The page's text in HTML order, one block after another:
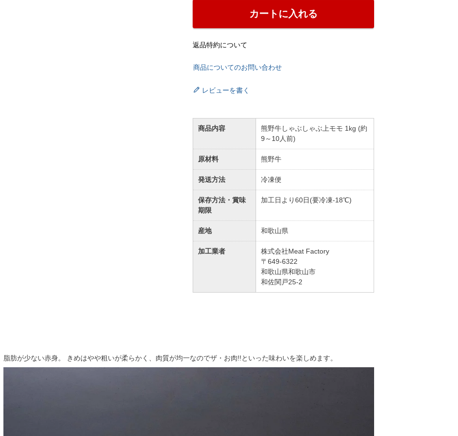
カートに入れる
返品特約について
商品についてのお問い合わせ
レビューを書く
商品内容
熊野牛しゃぶしゃぶ上モモ 1kg (約
9～10人前)
原材料 熊野牛
発送方法 冷凍便
保存方法・賞味
期限
加工日より60日(要冷凍-18℃)
産地 和歌山県
加工業者
株式会社Meat Factory
〒649-6322
和歌山県和歌山市
和佐関戸25-2
脂肪が少ない赤身。 きめはやや粗いが柔らかく、肉質が均一なのでザ・お肉!!といった味わいを楽しめます。